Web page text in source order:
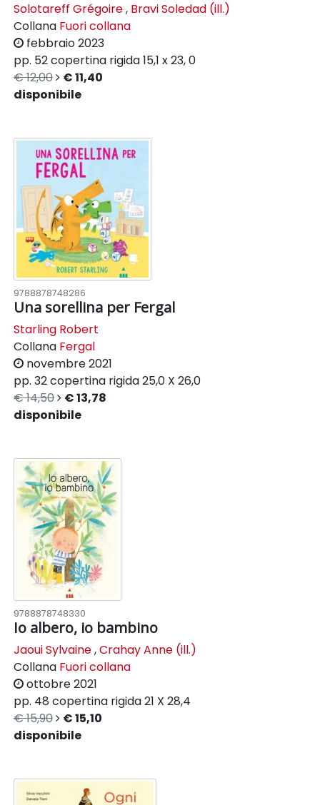
Solotareff Grégoire, Bravi Soledad (ill.)
Collana Fuori collana
febbraio 2023
pp. 52copertina rigida15,1 x 23, 0
€ 12,00
€ 11,40
disponibile
9788878748286
Una sorellina per Fergal
Starling Robert
Collana Fergal
novembre 2021
pp. 32copertina rigida25,0 X 26,0
€ 14,50
€ 13,78
disponibile
9788878748330
Io albero, io bambino
Jaoui Sylvaine,Crahay Anne (ill.)
Collana Fuori collana
ottobre 2021
pp. 48 copertina rigida21 X 28,4
€ 15,90
€ 15,10
disponibile